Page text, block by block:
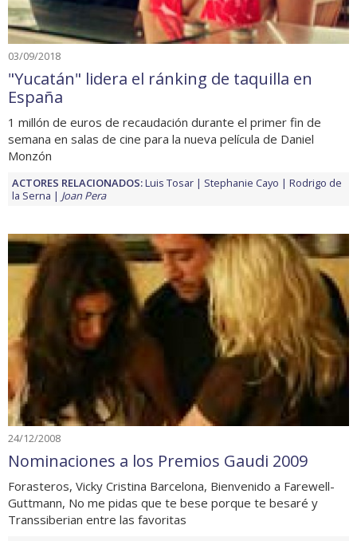
03/09/2018
"Yucatán" lidera el ránking de taquilla en
España
1 millón de euros de recaudación durante el primer fin de
semana en salas de cine para la nueva película de Daniel
Monzón
ACTORES RELACIONADOS:Luis Tosar Stephanie Cayo
Rodrigo de
la Serna
Joan Pera
24/12/2008
Nominaciones a los Premios Gaudi 2009
Forasteros, Vicky Cristina Barcelona, Bienvenido a Farewell-
Guttmann, No me pidas que te bese porque te besaré y
Transsiberian entre las favoritas